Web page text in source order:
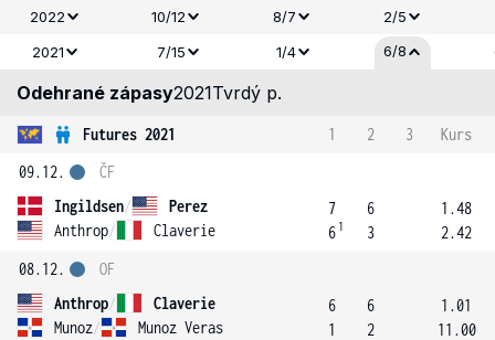
2022
10/12 8/7
2/5
2021
7/15 1/4 6/8
Odehrané zápasy2021Tvrdý p.
Futures 2021 1 2 3
Kurs
09.12.
Ingildsen/
Perez
Anthrop/ Claverie
ČF
7
6 1
6
3
1.48
2.42
08.12.
Anthrop/
Claverie
Munoz/ Munoz Veras
OF
6
1
6
2
1.01
11.00